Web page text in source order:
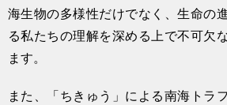
海生物の多様性だけでなく、生命の
る私たちの理解を深める上で不可欠
ます。
また、「ちきゅう」による南海トラ